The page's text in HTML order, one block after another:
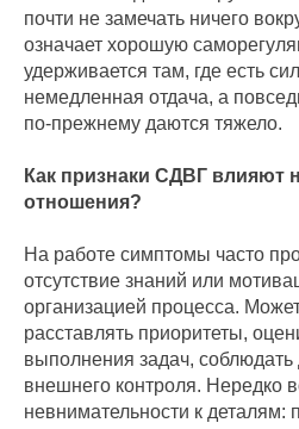
почти не замечать ничего
означает хорошую
удерживается там, где есть
немедленная отдача, а
по-прежнему даются тяжело.
Как признаки СДВГ влияют
отношения?
На работе симптомы часто
отсутствие знаний или
организацией процесса.
расставлять приоритеты,
выполнения задач,
внешнего контроля. Нередко
невнимательности к деталям: